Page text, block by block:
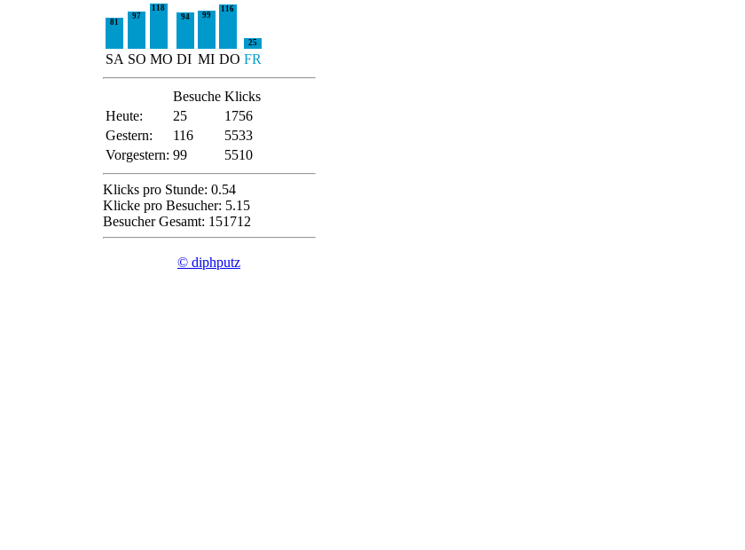
81
97
118
94
99
116
25
SA SO MO DI MI DO FR
Besuche Klicks
Heute:
25
1756
Gestern:
116
5533
Vorgestern: 99 5510
Klicks pro Stunde: 0.54
Klicke pro Besucher: 5.15
Besucher Gesamt: 151712
© diphputz